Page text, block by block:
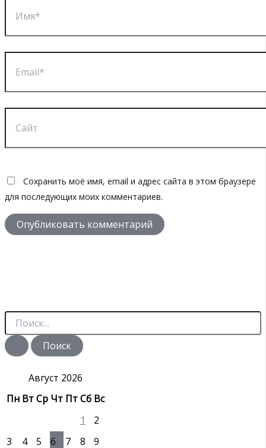
Сохранить моё имя, email и адрес сайта в этом браузере
для последующих моих комментариев.
П
и
с
Август 2026
Пн ВтСр Чт ПтСб Вс
1
2
3
4 5 6 7 8 9